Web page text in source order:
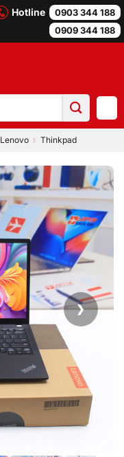
Hotline
0903 344 188
0909 344 188
Lenovo Thinkpad
❯